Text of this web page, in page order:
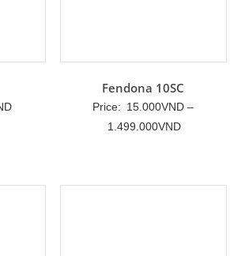
Fendona 10SC
Price: 15.000VND –
1.499.000VNDKhoảng